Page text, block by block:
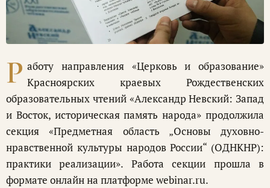
Р аботу направления «Церковь и образование»
Красноярских краевых Рождественских
образовательных чтений «Александр Невский: Запад
и Восток, историческая память народа» продолжила
секция «Предметная область „Основы духовно-
нравственной культуры народов России“ (ОДНКНР):
практики реализации». Работа секции прошла в
формате онлайн на платформе webinar.ru.